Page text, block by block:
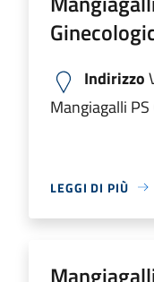
Indirizzo
Mangiagalli
LEGGI DI PIÙ